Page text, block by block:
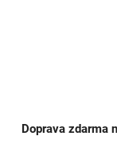
Doprava zdarma